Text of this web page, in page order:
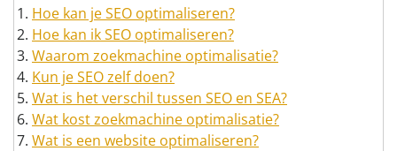
Hoe kan je SEO optimaliseren?
Hoe kan ik SEO optimaliseren?
Waarom zoekmachine optimalisatie?
Kun je SEO zelf doen?
Wat is het verschil tussen SEO en SEA?
Wat kost zoekmachine optimalisatie?
Wat is een website optimaliseren?